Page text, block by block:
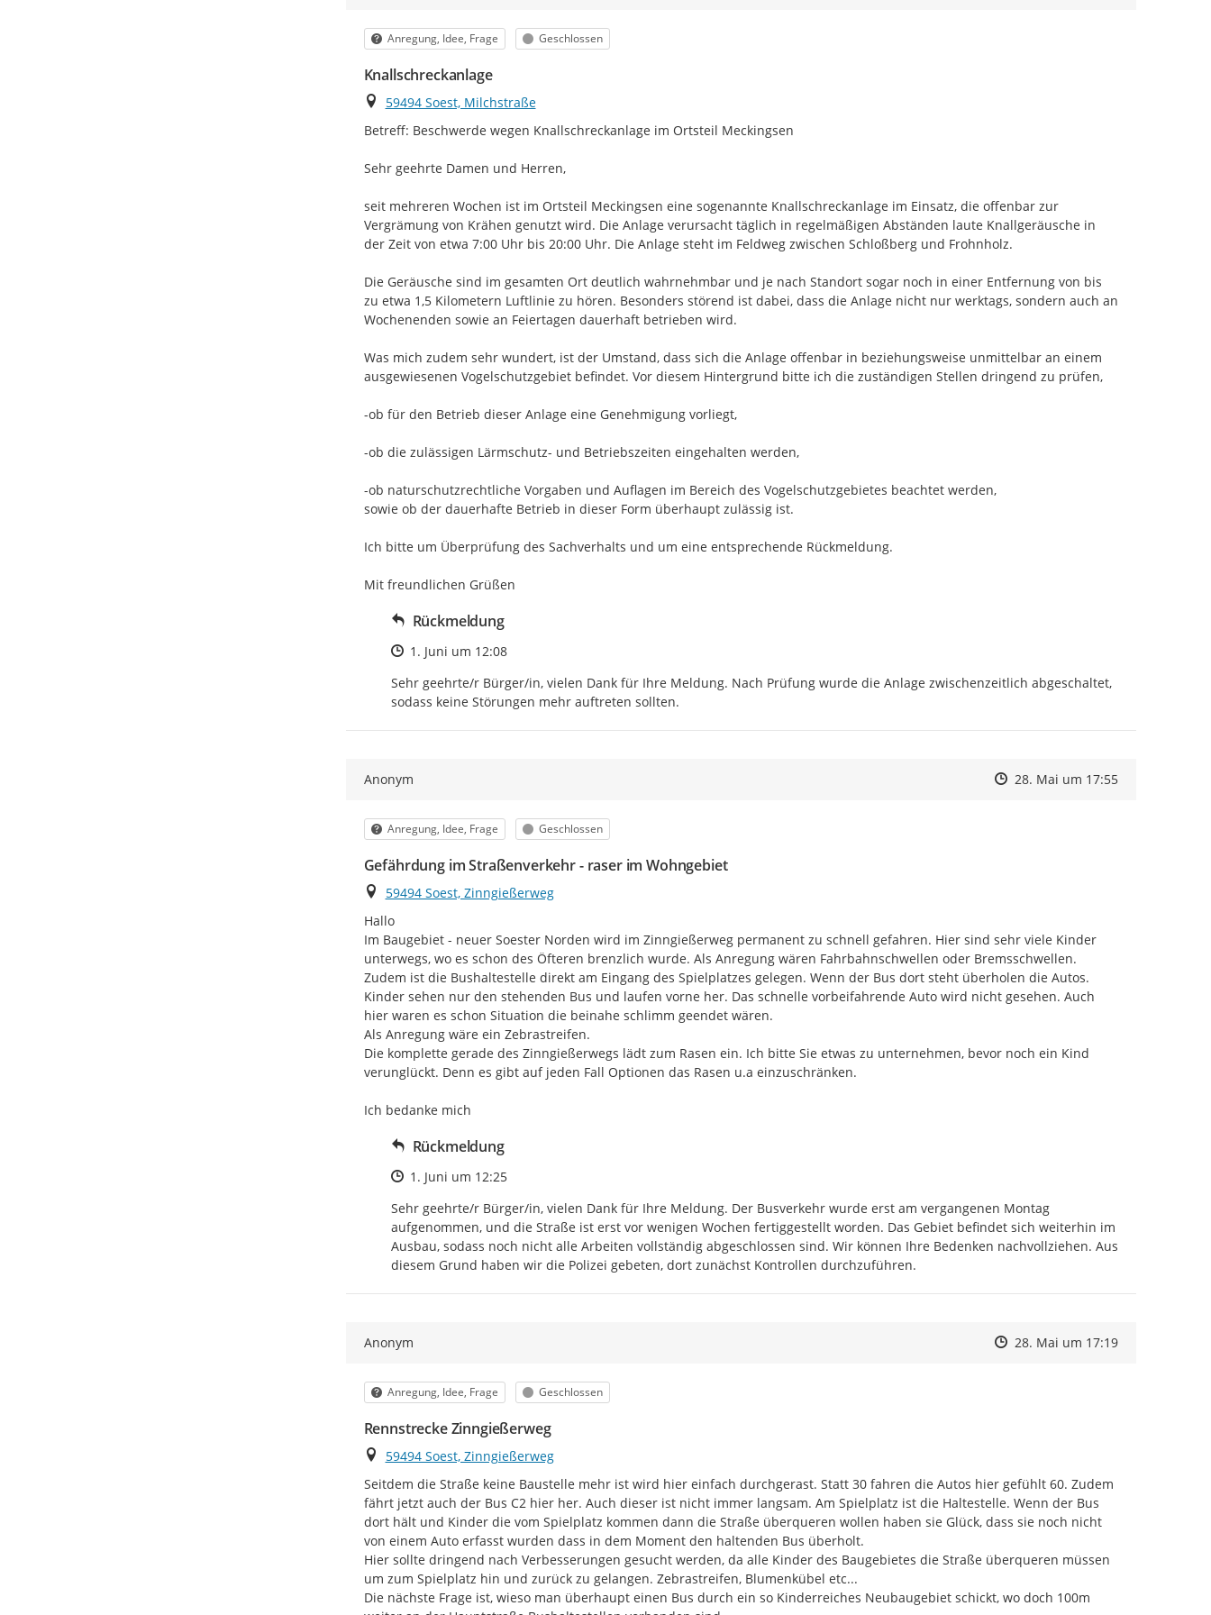
Kategorie
Anregung, Idee, Frage Status
Geschlossen
Knallschreckanlage
Ort
59494 Soest, Milchstraße
Betreff: Beschwerde wegen Knallschreckanlage im Ortsteil Meckingsen
Sehr geehrte Damen und Herren,
seit mehreren Wochen ist im Ortsteil Meckingsen eine sogenannte Knallschreckanlage im Einsatz, die offenbar zur
Vergrämung von Krähen genutzt wird. Die Anlage verursacht täglich in regelmäßigen Abständen laute Knallgeräusche in
der Zeit von etwa 7:00 Uhr bis 20:00 Uhr. Die Anlage steht im Feldweg zwischen Schloßberg und Frohnholz.
Die Geräusche sind im gesamten Ort deutlich wahrnehmbar und je nach Standort sogar noch in einer Entfernung von bis
zu etwa 1,5 Kilometern Luftlinie zu hören. Besonders störend ist dabei, dass die Anlage nicht nur werktags, sondern auch an
Wochenenden sowie an Feiertagen dauerhaft betrieben wird.
Was mich zudem sehr wundert, ist der Umstand, dass sich die Anlage offenbar in beziehungsweise unmittelbar an einem
ausgewiesenen Vogelschutzgebiet befindet. Vor diesem Hintergrund bitte ich die zuständigen Stellen dringend zu prüfen,
-ob für den Betrieb dieser Anlage eine Genehmigung vorliegt,
-ob die zulässigen Lärmschutz- und Betriebszeiten eingehalten werden,
-ob naturschutzrechtliche Vorgaben und Auflagen im Bereich des Vogelschutzgebietes beachtet werden,
sowie ob der dauerhafte Betrieb in dieser Form überhaupt zulässig ist.
Ich bitte um Überprüfung des Sachverhalts und um eine entsprechende Rückmeldung.
Mit freundlichen Grüßen
Rückmeldung
Zeitpunkt des Erstellens
1. Juni um 12:08
Sehr geehrte/r Bürger/in, vielen Dank für Ihre Meldung. Nach Prüfung wurde die Anlage zwischenzeitlich abgeschaltet,
sodass keine Störungen mehr auftreten sollten.
Anonym Zeitpunkt des Erstellens
Zeitpunkt des Erstellens
28. Mai um 17:55Zur Äußerung
Kategorie
Anregung, Idee, Frage Status
Geschlossen
Gefährdung im Straßenverkehr - raser im Wohngebiet
Ort
59494 Soest, Zinngießerweg
Hallo
Im Baugebiet - neuer Soester Norden wird im Zinngießerweg permanent zu schnell gefahren. Hier sind sehr viele Kinder
unterwegs, wo es schon des Öfteren brenzlich wurde. Als Anregung wären Fahrbahnschwellen oder Bremsschwellen.
Zudem ist die Bushaltestelle direkt am Eingang des Spielplatzes gelegen. Wenn der Bus dort steht überholen die Autos.
Kinder sehen nur den stehenden Bus und laufen vorne her. Das schnelle vorbeifahrende Auto wird nicht gesehen. Auch
hier waren es schon Situation die beinahe schlimm geendet wären.
Als Anregung wäre ein Zebrastreifen.
Die komplette gerade des Zinngießerwegs lädt zum Rasen ein. Ich bitte Sie etwas zu unternehmen, bevor noch ein Kind
verunglückt. Denn es gibt auf jeden Fall Optionen das Rasen u.a einzuschränken.
Ich bedanke mich
Rückmeldung
Zeitpunkt des Erstellens
1. Juni um 12:25
Sehr geehrte/r Bürger/in, vielen Dank für Ihre Meldung. Der Busverkehr wurde erst am vergangenen Montag
aufgenommen, und die Straße ist erst vor wenigen Wochen fertiggestellt worden. Das Gebiet befindet sich weiterhin im
Ausbau, sodass noch nicht alle Arbeiten vollständig abgeschlossen sind. Wir können Ihre Bedenken nachvollziehen. Aus
diesem Grund haben wir die Polizei gebeten, dort zunächst Kontrollen durchzuführen.
Anonym Zeitpunkt des Erstellens
Zeitpunkt des Erstellens
28. Mai um 17:19Zur Äußerung
Kategorie
Anregung, Idee, Frage Status
Geschlossen
Rennstrecke Zinngießerweg
Ort
59494 Soest, Zinngießerweg
Seitdem die Straße keine Baustelle mehr ist wird hier einfach durchgerast. Statt 30 fahren die Autos hier gefühlt 60. Zudem
fährt jetzt auch der Bus C2 hier her. Auch dieser ist nicht immer langsam. Am Spielplatz ist die Haltestelle. Wenn der Bus
dort hält und Kinder die vom Spielplatz kommen dann die Straße überqueren wollen haben sie Glück, dass sie noch nicht
von einem Auto erfasst wurden dass in dem Moment den haltenden Bus überholt.
Hier sollte dringend nach Verbesserungen gesucht werden, da alle Kinder des Baugebietes die Straße überqueren müssen
um zum Spielplatz hin und zurück zu gelangen. Zebrastreifen, Blumenkübel etc...
Die nächste Frage ist, wieso man überhaupt einen Bus durch ein so Kinderreiches Neubaugebiet schickt, wo doch 100m